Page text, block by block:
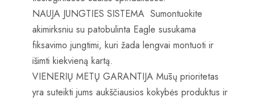
NAUJA JUNGTIES SISTEMA Sumontuokite
akimirksniu su patobulinta Eagle susukama
fiksavimo jungtimi, kuri žada lengvai montuoti ir
išimti kiekvieną kartą.
VIENERIŲ METŲ GARANTIJA Mūsų prioritetas
yra suteikti jums aukščiausios kokybės produktus ir